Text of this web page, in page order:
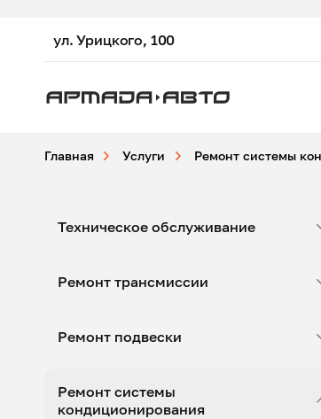
ул. Урицкого, 100
Главная Услуги Ремонт системы
Техническое обслуживание
Ремонт трансмиссии
Ремонт подвески
Ремонт системы
кондиционирования